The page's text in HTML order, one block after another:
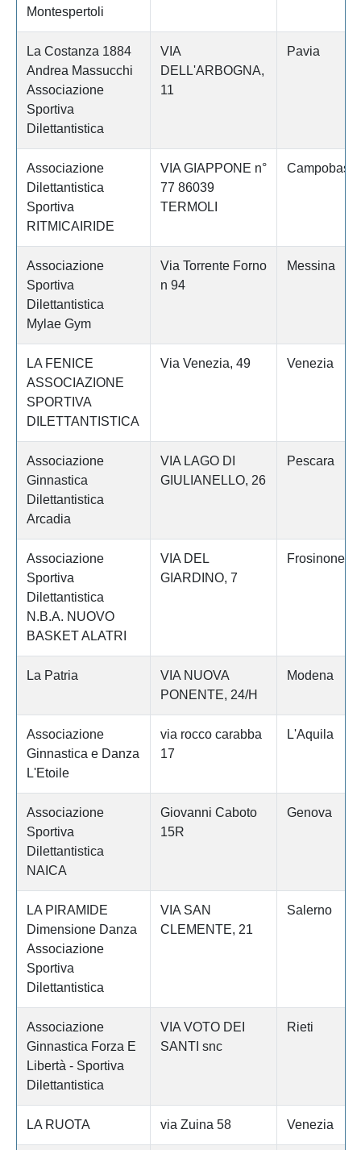
Montespertoli
La Costanza 1884
Andrea Massucchi
Associazione
Sportiva
Dilettantistica
VIA
DELL'ARBOGNA,
11
Pavia
Associazione
Dilettantistica
Sportiva
RITMICAIRIDE
VIA GIAPPONE n°
77 86039
TERMOLI
Associazione
Sportiva
Dilettantistica
Mylae Gym
Via Torrente Forno
n 94
Messina
LA FENICE
ASSOCIAZIONE
SPORTIVA
DILETTANTISTICA
Via Venezia, 49 Venezia
Associazione
Ginnastica
Dilettantistica
Arcadia
VIA LAGO DI
GIULIANELLO, 26
Pescara
Associazione
Sportiva
Dilettantistica
N.B.A. NUOVO
BASKET ALATRI
VIA DEL
GIARDINO, 7
Frosinone
La Patria
VIA NUOVA
PONENTE, 24/H
Modena
Associazione
Ginnastica e Danza
L'Etoile
via rocco carabba
17
L'Aquila
Associazione
Sportiva
Dilettantistica
NAICA
Giovanni Caboto
15R
Genova
LA PIRAMIDE
Dimensione Danza
Associazione
Sportiva
Dilettantistica
VIA SAN
CLEMENTE, 21
Salerno
Associazione
Ginnastica Forza E
Libertà - Sportiva
Dilettantistica
VIA VOTO DEI
SANTI snc
Rieti
LA RUOTA via Zuina 58 Venezia